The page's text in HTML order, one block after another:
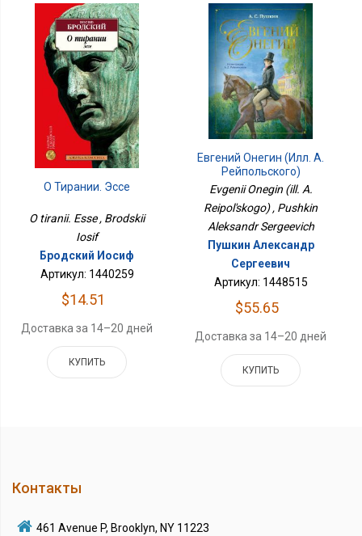
О Тирании. Эссе
O tiranii. Esse , Brodskii
Iosif
Бродский Иосиф
Артикул: 1440259
$14.51
Доставка за 14–20 дней
КУПИТЬ
Евгений Онегин (илл. А.
Рейпольского)
Evgenii Onegin (ill. A.
Reipol'skogo) , Pushkin
Aleksandr Sergeevich
Пушкин Александр
Сергеевич
Артикул: 1448515
$55.65
Доставка за 14–20 дней
КУПИТЬ
Контакты
461 Avenue P, Brooklyn, NY 11223